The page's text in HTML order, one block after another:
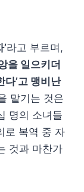
라고 부르며,
을 일으키더
다’고 맹비난
맡기는 것은
명의 소녀들
로 복역 중 자
것과 마찬가